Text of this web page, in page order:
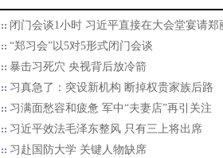
闭门会谈1小时 习近平直接在大会堂宴请郑
“郑习会”以5对5形式闭门会谈
暴击习死穴 央视背后放冷箭
习真急了：突设新机构 断掉权贵家族后路
习满面愁容和疲惫 军中“夫妻店”再引关注
习近平效法毛泽东整风 只有三上将出席
习赴国防大学 关键人物缺席